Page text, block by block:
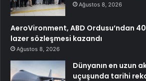
Ağustos 8, 2026
AeroVironment, ABD Ordusu’ndan
lazer sözleşmesi kazandı
Ağustos 8, 2026
Dünyanın en uzun
uçuşunda tarihi